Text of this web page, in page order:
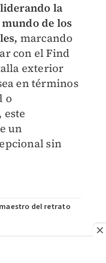
la
de los
marcando
con el Find
exterior
en términos
o
un
sin
del retrato